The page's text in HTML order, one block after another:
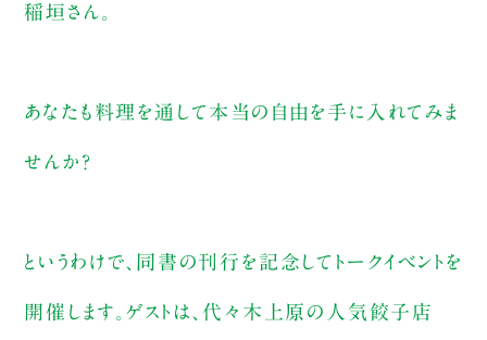
稲垣さん。
あなたも料理を通して本当の自由を手に入れてみま
せんか？
というわけで、同書の刊行を記念してトークイベントを
開催します。ゲストは、代々木上原の人気餃子店